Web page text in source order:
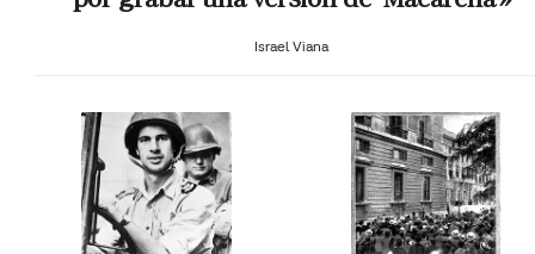
Israel Viana